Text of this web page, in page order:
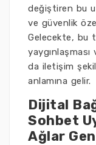
değiştiren bu
ve güvenlik
Gelecekte, bu
da iletişim
anlamına gelir.
Dijital
Sohbet
Ağlar